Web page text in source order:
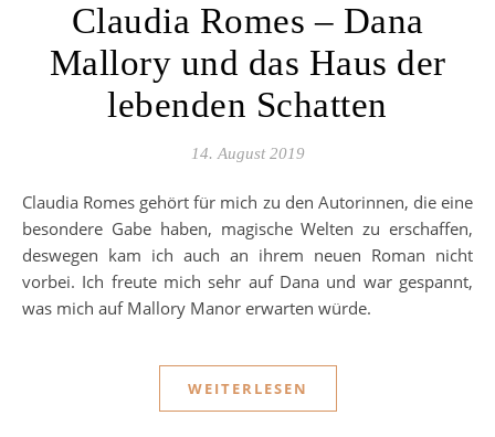
Claudia Romes – Dana
Mallory und das Haus der
lebenden Schatten
14. August 2019
Claudia Romes gehört für mich zu den Autorinnen, die eine
besondere Gabe haben, magische Welten zu erschaffen,
deswegen kam ich auch an ihrem neuen Roman nicht
vorbei. Ich freute mich sehr auf Dana und war gespannt,
was mich auf Mallory Manor erwarten würde.
WEITERLESEN